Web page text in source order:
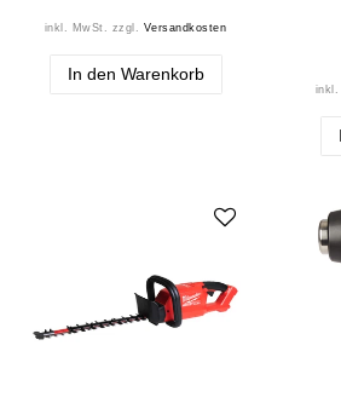
inkl. MwSt. zzgl. Versandkosten
In den Warenkorb
inkl.